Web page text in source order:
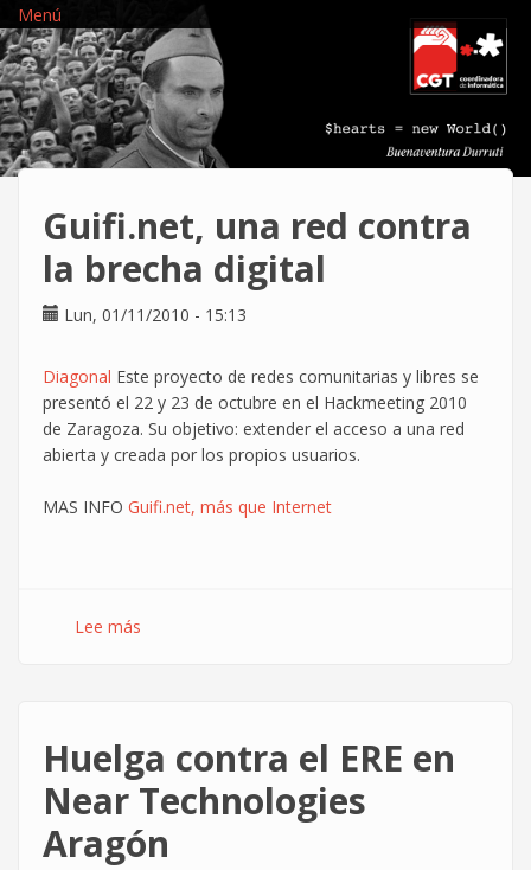
Pasar
al
contenido
principal
Menú
Guifi.net, una red contra
la brecha digital
Lun, 01/11/2010 - 15:13
Diagonal Este proyecto de redes comunitarias y libres se
presentó el 22 y 23 de octubre en el Hackmeeting 2010
de Zaragoza. Su objetivo: extender el acceso a una red
abierta y creada por los propios usuarios.
MAS INFO Guifi.net, más que Internet
Lee más
la
brecha
digital
Huelga contra el ERE en
Near Technologies
Aragón